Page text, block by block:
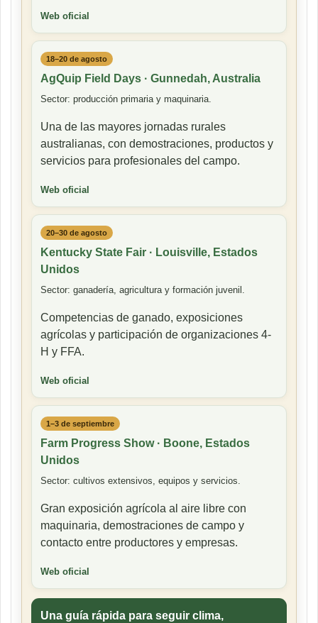
Web oficial
18–20 de agosto
AgQuip Field Days · Gunnedah, Australia
Sector: producción primaria y maquinaria.
Una de las mayores jornadas rurales
australianas, con demostraciones, productos y
servicios para profesionales del campo.
Web oficial
20–30 de agosto
Kentucky State Fair · Louisville, Estados
Unidos
Sector: ganadería, agricultura y formación juvenil.
Competencias de ganado, exposiciones
agrícolas y participación de organizaciones 4-
H y FFA.
Web oficial
1–3 de septiembre
Farm Progress Show · Boone, Estados
Unidos
Sector: cultivos extensivos, equipos y servicios.
Gran exposición agrícola al aire libre con
maquinaria, demostraciones de campo y
contacto entre productores y empresas.
Web oficial
Una guía rápida para seguir clima,